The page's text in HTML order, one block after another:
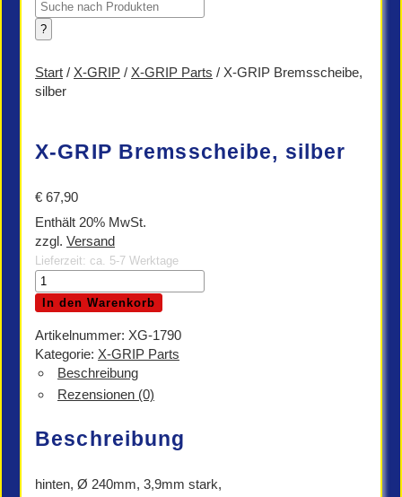
Products
search
?
Start / X-GRIP / X-GRIP Parts / X-GRIP Bremsscheibe,
silber
X-GRIP Bremsscheibe, silber
€ 67,90
Enthält 20% MwSt.
zzgl. Versand
Lieferzeit: ca. 5-7 Werktage
X-
GRIP
Bremsscheibe,
silber
Menge
In den Warenkorb
Artikelnummer: XG-1790
Kategorie: X-GRIP Parts
Beschreibung
Rezensionen (0)
Beschreibung
hinten, Ø 240mm, 3,9mm stark,